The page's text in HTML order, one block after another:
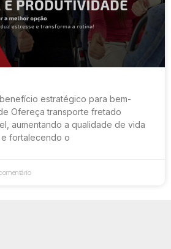
estratégico para bem-
Ofereça transporte fretado
aumentando a qualidade de vida
fortalecendo o